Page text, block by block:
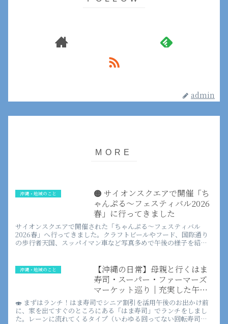
admin
沖縄・地域のこと
🟠 サイオンスクエアで開催「ち
ゃんぷる～フェスティバル2026
春」に行ってきました
サイオンスクエアで開催された「ちゃんぷる～フェスティバル
2026春」へ行ってきました。クラフトビールやフード、国際通り
の歩行者天国、スッパイマン車など写真多めで午後の様子を紹介
沖縄・地域のこと
【沖縄の日常】母親と行くはま
寿司・スーパー・ファーマーズ
マーケット巡り｜充実した午後
のドライブ記録
🍣 まずはランチ！はま寿司でシニア割引を活用午後のお出かけ前
に、家を出てすぐのところにある「はま寿司」でランチをしまし
た。レーンに流れてくるタイプ（いわゆる回ってない回転寿司）